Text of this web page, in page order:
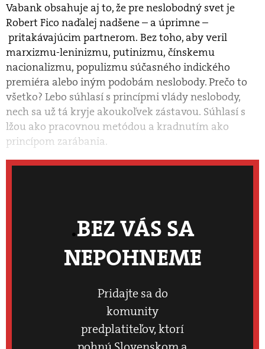
Vabank obsahuje aj to, že pre neslobodný svet je
Robert Fico naďalej nadšene – a úprimne –
pritakávajúcim partnerom. Bez toho, aby veril
marxizmu-leninizmu, putinizmu, čínskemu
nacionalizmu, populizmu súčasného indického
premiéra alebo iným podobám neslobody. Prečo to
všetko? Lebo súhlasí s princípmi vlády neslobody,
nech sa už tá kryje akoukoľvek zástavou. Súhlasí s
lžou ako pracovnou metódou a kradnutím ako
princípom zarábania.
BEZ VÁS SA
NEPOHNEME
Pridajte sa do
komunity
predplatiteľov, ktorí